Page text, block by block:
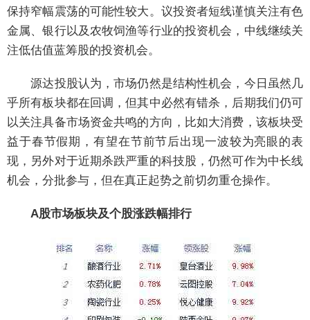
保持窄幅震荡的可能性较大。议投资者短线谨慎关注有色
金属、银行以及农牧饲渔等行业的投资机会，中线继续关
注低估值蓝筹股的投资机会。
源达投股认为，市场仍然是结构性机会，今日虽然几
乎所有板块都在回调，但其中必然有错杀，后期我们仍可
以关注具备市场资金共鸣的方向，比如大消费，该板块受
益于春节假期，有望在节前节后出现一波较为亮眼的表
现，另外对于近期杀跌严重的科技股，仍然可作为中长线
机会，分批参与，但在真正起势之前切勿重仓操作。
A股市场板块及个股涨跌幅排行